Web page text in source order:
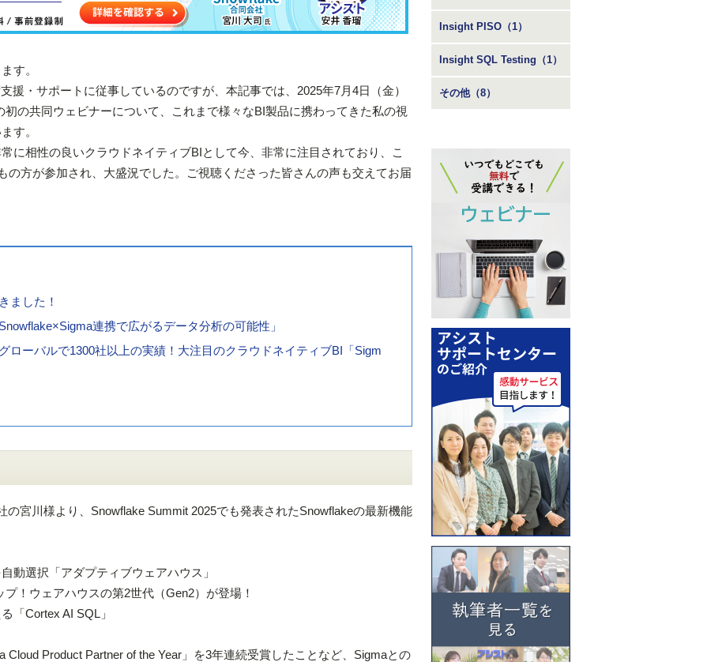
す。
援・サポートに従事しているのですが、本記事では、2025年7月4日（金）
の共同ウェビナーについて、これまで様々なBI製品に携わってきた私の視
す。
に相性の良いクラウドネイティブBIとして今、非常に注目されており、こ
の方が参加され、大盛況でした。ご視聴くださった皆さんの声も交えてお届
ました！
連携で広がるデータ分析の可能性」
ローバルで1300社以上の実績！大注目のクラウドネイティブBI「Sigm
の宮川様より、Snowflake Summit 2025でも発表されたSnowflakeの最新機能
選択「アダプティブウェアハウス」
ウェアハウスの第2世代（Gen2）が登場！
Cortex AI SQL」
Cloud Product Partner of the Year」を3年連続受賞したことなど、Sigmaとの
Insight PISO（1）
Insight SQL Testing（1）
その他（8）